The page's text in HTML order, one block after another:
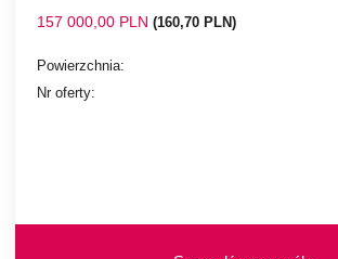
157 000,00 PLN (160,70 PLN)
Powierzchnia:
Nr oferty: